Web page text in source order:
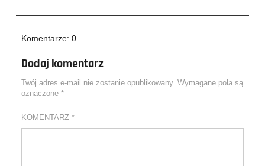
Komentarze: 0
Dodaj komentarz
Twój adres e-mail nie zostanie opublikowany. Wymagane pola są
oznaczone *
KOMENTARZ *